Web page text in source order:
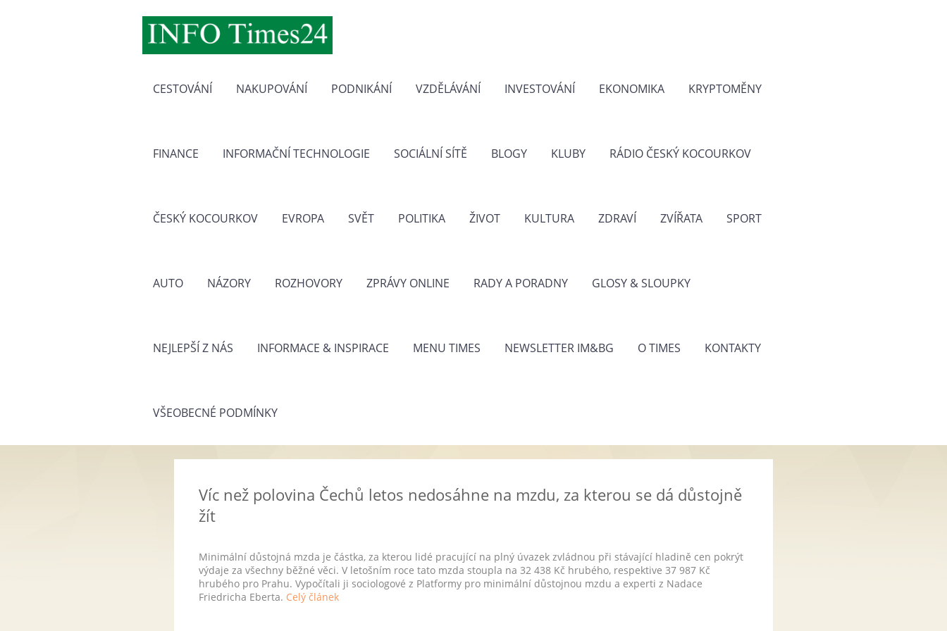
CESTOVÁNÍ NAKUPOVÁNÍ PODNIKÁNÍ VZDĚLÁVÁNÍ INVESTOVÁNÍ EKONOMIKA KRYPTOMĚNY
FINANCE INFORMAČNÍ TECHNOLOGIE SOCIÁLNÍ SÍTĚ BLOGY KLUBY RÁDIO ČESKÝ KOCOURKOV
ČESKÝ KOCOURKOV EVROPA SVĚT POLITIKA ŽIVOT KULTURA ZDRAVÍ ZVÍŘATA SPORT
AUTO NÁZORY ROZHOVORY ZPRÁVY ONLINE RADY A PORADNY GLOSY & SLOUPKY
NEJLEPŠÍ Z NÁS INFORMACE & INSPIRACE MENU TIMES NEWSLETTER IM&BG O TIMES KONTAKTY
VŠEOBECNÉ PODMÍNKY
Víc než polovina Čechů letos nedosáhne na mzdu, za kterou se dá důstojně
žít
Minimální důstojná mzda je částka, za kterou lidé pracující na plný úvazek zvládnou při stávající hladině cen pokrýt
výdaje za všechny běžné věci. V letošním roce tato mzda stoupla na 32 438 Kč hrubého, respektive 37 987 Kč
hrubého pro Prahu. Vypočítali ji sociologové z Platformy pro minimální důstojnou mzdu a experti z Nadace
Friedricha Eberta. Celý článek